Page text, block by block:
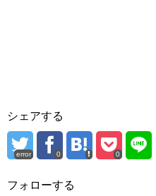
シェアする
error 0 0
フォローする